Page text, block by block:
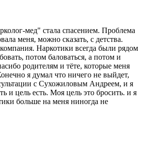
мед" стала спасением. Проблема
меня, можно сказать, с детства.
Наркотики всегда были рядом
потом баловаться, а потом и
родителям и тёте, которые меня
я думал что ничего не выйдет,
с Сухожиловым Андреем, и я
и цель есть. Моя цель это бросить. и я
больше на меня ниногда не